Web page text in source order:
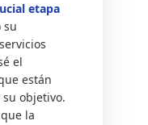
etapa
su
el
están
objetivo.
la